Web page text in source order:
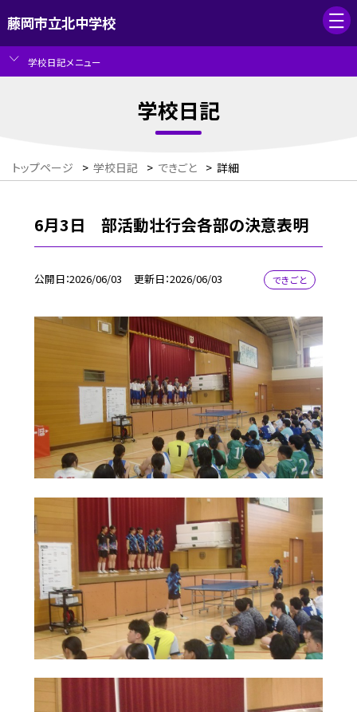
藤岡市立北中学校
学校日記メニュー
学校日記
トップページ > 学校日記 > できごと > 詳細
6月3日 部活動壮行会各部の決意表明
公開日 2026/06/03 更新日 2026/06/03 できごと